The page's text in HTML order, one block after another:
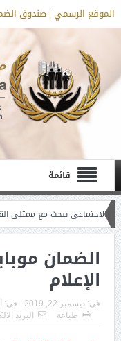
الموقع الرسمي | صندوق
قائمة
مع ممثلي القنصلية
رمضان المبارك
الضمان
الإعلام
فى: ديسمبر 22, 2019 فى:
طباعة
البريد